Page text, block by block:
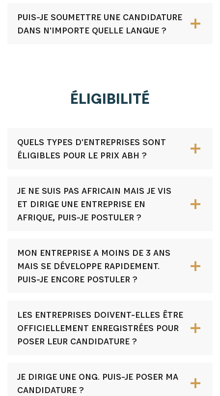
Recevez les dernières informations sur l'Africa
Netpreneur Prize Initiative, nos héros et nos
S'INSCRIRE
PUIS-JE SOUMETTRE UNE CANDIDATURE
DANS N'IMPORTE QUELLE LANGUE ?
ÉLIGIBILITÉ
QUELS TYPES D'ENTREPRISES SONT
ÉLIGIBLES POUR LE PRIX ABH ?
JE NE SUIS PAS AFRICAIN MAIS JE VIS
ET DIRIGE UNE ENTREPRISE EN
AFRIQUE, PUIS-JE POSTULER ?
MON ENTREPRISE A MOINS DE 3 ANS
MAIS SE DÉVELOPPE RAPIDEMENT.
PUIS-JE ENCORE POSTULER ?
LES ENTREPRISES DOIVENT-ELLES ÊTRE
OFFICIELLEMENT ENREGISTRÉES POUR
POSER LEUR CANDIDATURE ?
JE DIRIGE UNE ONG. PUIS-JE POSER MA
CANDIDATURE ?